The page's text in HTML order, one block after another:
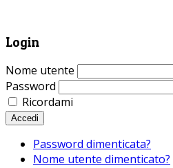
Login
Nome utente
Password
Ricordami
Accedi
Password dimenticata?
Nome utente dimenticato?